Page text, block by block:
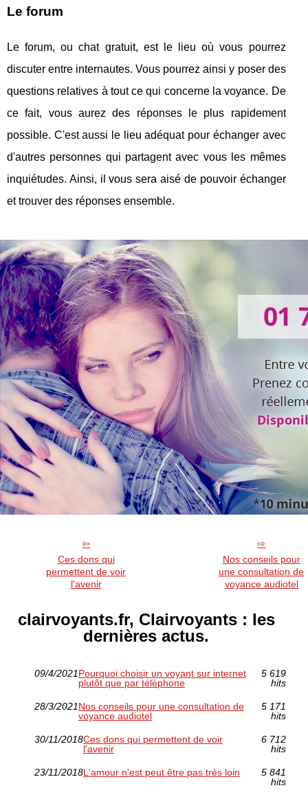
Le forum
Le forum, ou chat gratuit, est le lieu où vous pourrez
discuter entre internautes. Vous pourrez ainsi y poser des
questions relatives à tout ce qui concerne la voyance. De
ce fait, vous aurez des réponses le plus rapidement
possible. C'est aussi le lieu adéquat pour échanger avec
d'autres personnes qui partagent avec vous les mêmes
inquiétudes. Ainsi, il vous sera aisé de pouvoir échanger
et trouver des réponses ensemble.
Ces dons qui
permettent de voir
l'avenir
Nos conseils pour
une consultation de
voyance audiotel
clairvoyants.fr, Clairvoyants : les
dernières actus.
09/4/2021Pourquoi choisir un voyant sur internet
plutôt que par téléphone
5 619
hits
28/3/2021Nos conseils pour une consultation de
voyance audiotel
5 171
hits
30/11/2018Ces dons qui permettent de voir
l'avenir
6 712
hits
23/11/2018L'amour n'est peut être pas très loin
5 841
hits